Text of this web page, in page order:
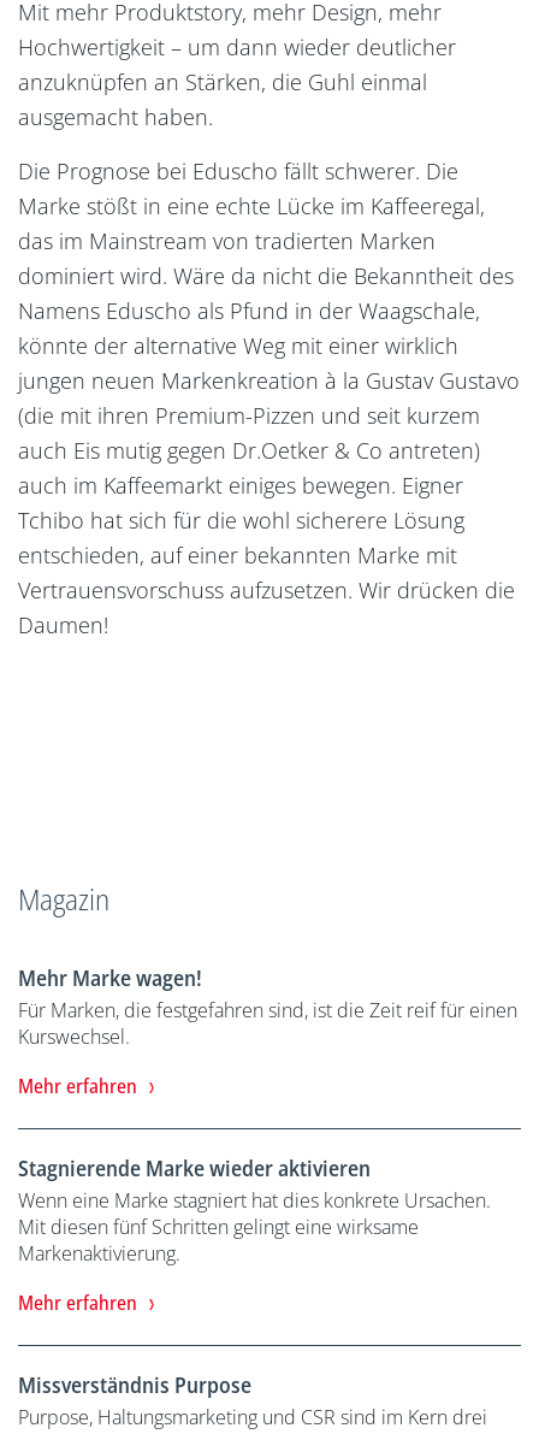
Mit mehr Produktstory, mehr Design, mehr
Hochwertigkeit – um dann wieder deutlicher
anzuknüpfen an Stärken, die Guhl einmal
ausgemacht haben.
Die Prognose bei Eduscho fällt schwerer. Die
Marke stößt in eine echte Lücke im Kaffeeregal,
das im Mainstream von tradierten Marken
dominiert wird. Wäre da nicht die Bekanntheit des
Namens Eduscho als Pfund in der Waagschale,
könnte der alternative Weg mit einer wirklich
jungen neuen Markenkreation à la Gustav Gustavo
(die mit ihren Premium-Pizzen und seit kurzem
auch Eis mutig gegen Dr.Oetker & Co antreten)
auch im Kaffeemarkt einiges bewegen. Eigner
Tchibo hat sich für die wohl sicherere Lösung
entschieden, auf einer bekannten Marke mit
Vertrauensvorschuss aufzusetzen. Wir drücken die
Daumen!
Magazin
Mehr Marke wagen!
Für Marken, die festgefahren sind, ist die Zeit reif für einen
Kurswechsel.
Mehr erfahren
Stagnierende Marke wieder aktivieren
Wenn eine Marke stagniert hat dies konkrete Ursachen.
Mit diesen fünf Schritten gelingt eine wirksame
Markenaktivierung.
Mehr erfahren
Missverständnis Purpose
Purpose, Haltungsmarketing und CSR sind im Kern drei